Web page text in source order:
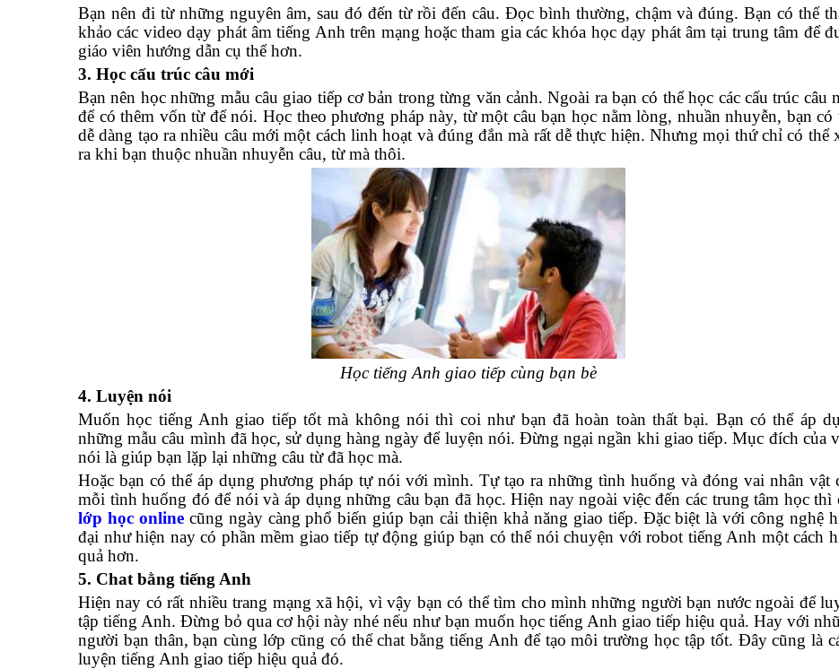
Bạn nên đi từ những nguyên âm, sau đó đến từ rồi đến câu. Đọc bình thường, chậm và đúng. Bạn có thể
khảo các video dạy phát âm tiếng Anh trên mạng hoặc tham gia các khóa học dạy phát âm tại trung tâm để
giáo viên hướng dẫn cụ thể hơn.
3. Học cấu trúc câu mới
Bạn nên học những mẫu câu giao tiếp cơ bản trong từng văn cảnh. Ngoài ra bạn có thể học các cấu trúc câu
để có thêm vốn từ để nói. Học theo phương pháp này, từ một câu bạn học nằm lòng, nhuần nhuyễn, bạn có
dễ dàng tạo ra nhiều câu mới một cách linh hoạt và đúng đắn mà rất dễ thực hiện. Nhưng mọi thứ chỉ có thể
ra khi bạn thuộc nhuần nhuyễn câu, từ mà thôi.
Học tiếng Anh giao tiếp cùng bạn bè
4. Luyện nói
Muốn học tiếng Anh giao tiếp tốt mà không nói thì coi như bạn đã hoàn toàn thất bại. Bạn có thể áp
những mẫu câu mình đã học, sử dụng hàng ngày để luyện nói. Đừng ngại ngần khi giao tiếp. Mục đích của
nói là giúp bạn lặp lại những câu từ đã học mà.
Hoặc bạn có thể áp dụng phương pháp tự nói với mình. Tự tạo ra những tình huống và đóng vai nhân vật
mỗi tình huống đó để nói và áp dụng những câu bạn đã học. Hiện nay ngoài việc đến các trung tâm học thì
lớp học onlinecũng ngày càng phổ biến giúp bạn cải thiện khả năng giao tiếp. Đặc biệt là với công nghệ
đại như hiện nay có phần mềm giao tiếp tự động giúp bạn có thể nói chuyện với robot tiếng Anh một cách
quả hơn.
5. Chat bằng tiếng Anh
Hiện nay có rất nhiều trang mạng xã hội, vì vậy bạn có thể tìm cho mình những người bạn nước ngoài để
tập tiếng Anh. Đừng bỏ qua cơ hội này nhé nếu như bạn muốn học tiếng Anh giao tiếp hiệu quả. Hay với
người bạn thân, bạn cùng lớp cũng có thể chat bằng tiếng Anh để tạo môi trường học tập tốt. Đây cũng là
luyện tiếng Anh giao tiếp hiệu quả đó.